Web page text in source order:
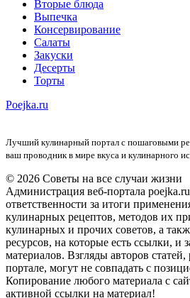
Вторые блюда
Выпечка
Консервирование
Салаты
Закуски
Десерты
Торты
Poejka.ru
Лучший кулинарный портал с пошаговыми
ваш проводник в мире вкуса и кулинарного
© 2026 Советы на все случаи жизни
Администрация веб-портала
ответственности за итоги
кулинарных рецептов, методов их
кулинарных и прочих советов, а
ресурсов, на которые есть ссылки, и
материалов. Взгляды авторов
портале, могут не совпадать с
Копирование любого материала с
активной ссылки на материал!